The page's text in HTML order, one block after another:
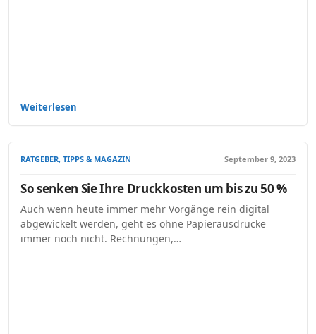
Weiterlesen
RATGEBER, TIPPS & MAGAZIN September 9, 2023
So senken Sie Ihre Druckkosten um bis zu 50 %
Auch wenn heute immer mehr Vorgänge rein digital
abgewickelt werden, geht es ohne Papierausdrucke
immer noch nicht. Rechnungen,…